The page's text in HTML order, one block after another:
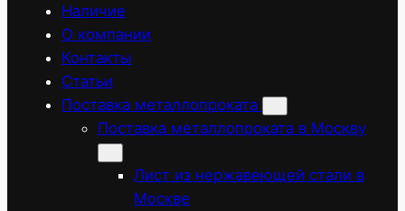
Наличие
О компании
Контакты
Статьи
Поставка металлопроката
Поставка металлопроката в Москву
Лист из нержавеющей стали в
Москве